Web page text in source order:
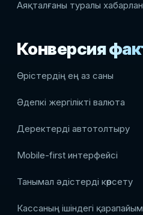
Аяқталғаны туралы
Конверсия
Өрістердің ең аз саны
Әдепкі жергілікті валюта
Деректерді автотолтыру
Mobile-first интерфейсі
Танымал әдістерді көрсету
Кассаның ішіндегі